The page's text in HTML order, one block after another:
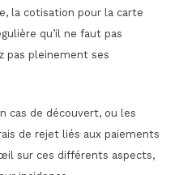
la cotisation pour la carte
qu’il ne faut pas
pas pleinement ses
cas de découvert, ou les
de rejet liés aux paiements
sur ces différents aspects,